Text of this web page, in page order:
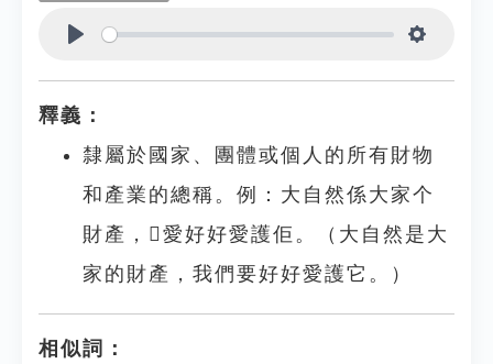
釋義：
隸屬於國家、團體或個人的所有財物
和產業的總稱。例：大自然係大家个
財產，𫣆愛好好愛護佢。（大自然是大
家的財產，我們要好好愛護它。）
相似詞：